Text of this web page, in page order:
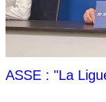
ASSE : "La